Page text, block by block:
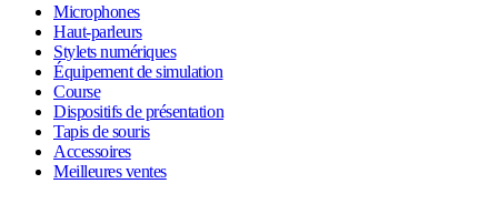
Microphones
Haut-parleurs
Stylets numériques
Équipement de simulation
Course
Dispositifs de présentation
Tapis de souris
Accessoires
Meilleures ventes